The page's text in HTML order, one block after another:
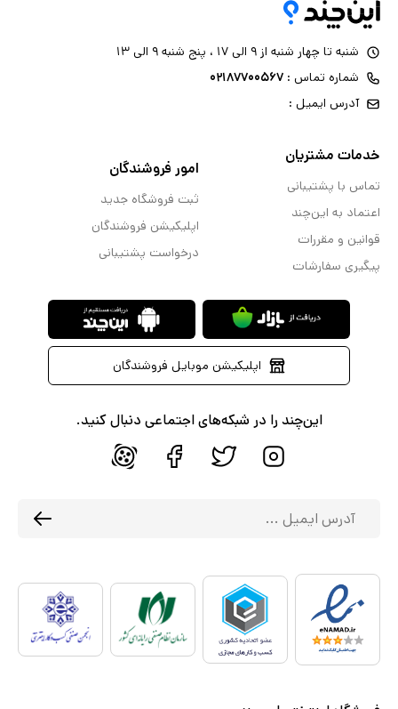
شنبه تا چهار شنبه از ۹ الی ۱۷ ، پنج شنبه ۹ الی ۱۳
شماره تماس : ۰۲۱۸۷۷۰۰۵۶۷
آدرس ایمیل :
خدمات مشتریان
تماس با پشتیبانی
اعتماد به این‌چند
قوانین و مقررات
پیگیری سفارشات
امور فروشندگان
ثبت فروشگاه جدید
اپلیکیشن فروشندگان
درخواست پشتیبانی
اپلیکیشن موبایل فروشندگان
این‌چند را در شبکه‌های اجتماعی دنبال کنید.